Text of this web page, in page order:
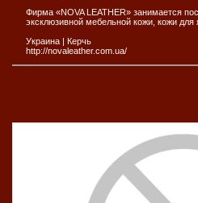
Фирма «NOVA LEATHER» занимается
эксклюзивной мебельной кожи, кожи для
Украина | Керчь
http://novaleather.com.ua/